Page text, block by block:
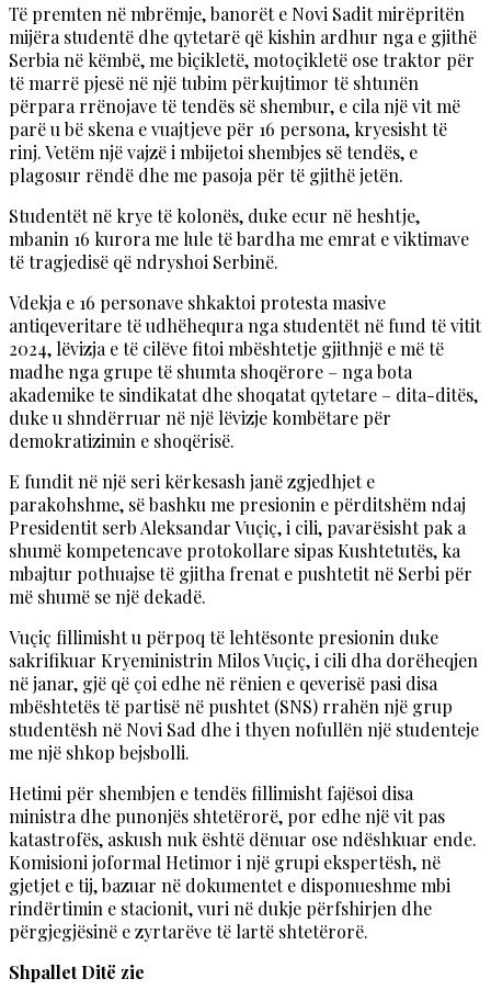
Të premten në mbrëmje, banorët e Novi Sadit mirëpritën
mijëra studentë dhe qytetarë që kishin ardhur nga e gjithë
Serbia në këmbë, me biçikletë, motoçikletë ose traktor për
të marrë pjesë në një tubim përkujtimor të shtunën
përpara rrënojave të tendës së shembur, e cila një vit më
parë u bë skena e vuajtjeve për 16 persona, kryesisht të
rinj. Vetëm një vajzë i mbijetoi shembjes së tendës, e
plagosur rëndë dhe me pasoja për të gjithë jetën.
Studentët në krye të kolonës, duke ecur në heshtje,
mbanin 16 kurora me lule të bardha me emrat e viktimave
të tragjedisë që ndryshoi Serbinë.
Vdekja e 16 personave shkaktoi protesta masive
antiqeveritare të udhëhequra nga studentët në fund të vitit
2024, lëvizja e të cilëve fitoi mbështetje gjithnjë e më të
madhe nga grupe të shumta shoqërore – nga bota
akademike te sindikatat dhe shoqatat qytetare – dita-ditës,
duke u shndërruar në një lëvizje kombëtare për
demokratizimin e shoqërisë.
E fundit në një seri kërkesash janë zgjedhjet e
parakohshme, së bashku me presionin e përditshëm ndaj
Presidentit serb Aleksandar Vuçiç, i cili, pavarësisht pak a
shumë kompetencave protokollare sipas Kushtetutës, ka
mbajtur pothuajse të gjitha frenat e pushtetit në Serbi për
më shumë se një dekadë.
Vuçiç fillimisht u përpoq të lehtësonte presionin duke
sakrifikuar Kryeministrin Milos Vuçiç, i cili dha dorëheqjen
në janar, gjë që çoi edhe në rënien e qeverisë pasi disa
mbështetës të partisë në pushtet (SNS) rrahën një grup
studentësh në Novi Sad dhe i thyen nofullën një studenteje
me një shkop bejsbolli.
Hetimi për shembjen e tendës fillimisht fajësoi disa
ministra dhe punonjës shtetërorë, por edhe një vit pas
katastrofës, askush nuk është dënuar ose ndëshkuar ende.
Komisioni joformal Hetimor i një grupi ekspertësh, në
gjetjet e tij, bazuar në dokumentet e disponueshme mbi
rindërtimin e stacionit, vuri në dukje përfshirjen dhe
përgjegjësinë e zyrtarëve të lartë shtetërorë.
Shpallet Ditë zie